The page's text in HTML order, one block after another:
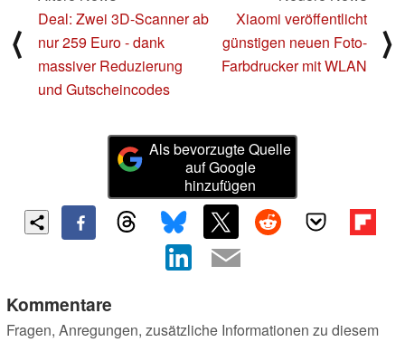
⟨
Deal: Zwei 3D-Scanner ab
nur 259 Euro - dank
massiver Reduzierung
und Gutscheincodes
Xiaomi veröffentlicht
günstigen neuen Foto-
Farbdrucker mit WLAN
⟩
Als bevorzugte Quelle
auf Google
hinzufügen
Kommentare
Fragen, Anregungen, zusätzliche Informationen zu diesem